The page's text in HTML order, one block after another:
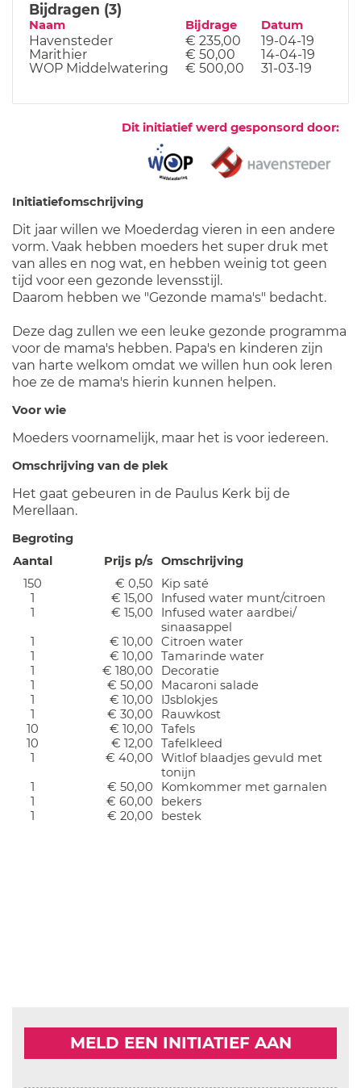
Bijdragen (3)
Naam Bijdrage Datum
Havensteder € 235,00
19-04-19
Marithier
€ 50,00
14-04-19
WOP Middelwatering
€ 500,00 31-03-19
Dit initiatief werd gesponsord door:
Initiatiefomschrijving
Dit jaar willen we Moederdag vieren in een andere
vorm. Vaak hebben moeders het super druk met
van alles en nog wat, en hebben weinig tot geen
tijd voor een gezonde levensstijl.
Daarom hebben we "Gezonde mama's" bedacht.
Deze dag zullen we een leuke gezonde programma
voor de mama's hebben. Papa's en kinderen zijn
van harte welkom omdat we willen hun ook leren
hoe ze de mama's hierin kunnen helpen.
Voor wie
Moeders voornamelijk, maar het is voor iedereen.
Omschrijving van de plek
Het gaat gebeuren in de Paulus Kerk bij de
Merellaan.
Begroting
Aantal
Prijs p/s Omschrijving
150
€ 0,50
Kip saté
1
€ 15,00
Infused water munt/citroen
1
€ 15,00
Infused water aardbei/
sinaasappel
1
€ 10,00
Citroen water
1
€ 10,00
Tamarinde water
1
€ 180,00
Decoratie
1
€ 50,00
Macaroni salade
1
€ 10,00
IJsblokjes
1
€ 30,00
Rauwkost
10
€ 10,00
Tafels
10
€ 12,00
Tafelkleed
1
€ 40,00
Witlof blaadjes gevuld met
tonijn
1
€ 50,00
Komkommer met garnalen
1
€ 60,00
bekers
1
€ 20,00 bestek
MELD EEN INITIATIEF AAN